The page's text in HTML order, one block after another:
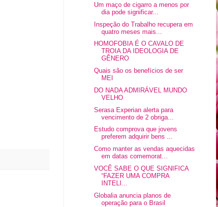
Um maço de cigarro a menos por
dia pode significar...
Inspeção do Trabalho recupera em
quatro meses mais...
HOMOFOBIA É O CAVALO DE
TROIA DA IDEOLOGIA DE
GÊNERO
Quais são os benefícios de ser
MEI
DO NADA ADMIRÁVEL MUNDO
VELHO
Serasa Experian alerta para
vencimento de 2 obriga...
Estudo comprova que jovens
preferem adquirir bens ...
Como manter as vendas aquecidas
em datas comemorat...
VOCÊ SABE O QUE SIGNIFICA
“FAZER UMA COMPRA
INTELI...
Globalia anuncia planos de
operação para o Brasil